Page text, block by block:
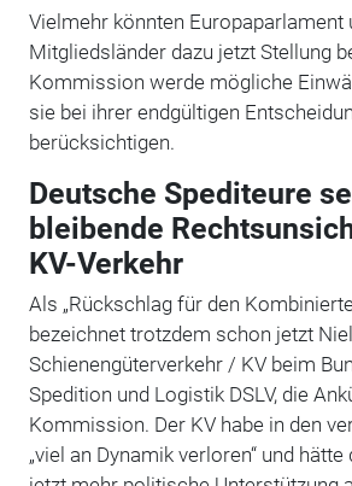
Vielmehr könnten Europaparlament
Mitgliedsländer dazu jetzt Stellung
Kommission werde mögliche
sie bei ihrer endgültigen
berücksichtigen.
Deutsche Spediteure
bleibende
KV-Verkehr
Als „Rückschlag für den
bezeichnet trotzdem schon jetzt
Schienengüterverkehr / KV beim
Spedition und Logistik DSLV, die
Kommission. Der KV habe in den
„viel an Dynamik verloren“ und